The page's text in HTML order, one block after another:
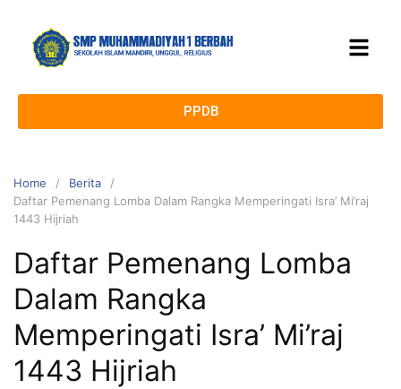
PPDB
Home
Berita
Daftar Pemenang Lomba Dalam Rangka Memperingati Isra’ Mi’raj
1443 Hijriah
Daftar Pemenang Lomba
Dalam Rangka
Memperingati Isra’ Mi’raj
1443 Hijriah